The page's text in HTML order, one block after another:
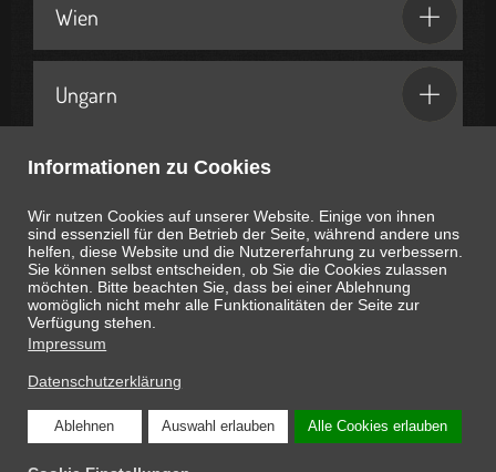
Informationen zu Cookies
Wir nutzen Cookies auf unserer Website. Einige von ihnen
sind essenziell für den Betrieb der Seite, während andere uns
helfen, diese Website und die Nutzererfahrung zu verbessern.
Sie können selbst entscheiden, ob Sie die Cookies zulassen
möchten. Bitte beachten Sie, dass bei einer Ablehnung
womöglich nicht mehr alle Funktionalitäten der Seite zur
Verfügung stehen.
Impressum
Datenschutzerklärung
Ablehnen Auswahl erlauben Alle Cookies erlauben
Wien
Ungarn
Geschenkideen & Partner
Heute istAugust 6, 2026 07:53:47Uhr
COPYRIGHT © 2026 ONLINE-MAGAZIN SCHNAPPEN.AT: DIE INTERESSANTEN